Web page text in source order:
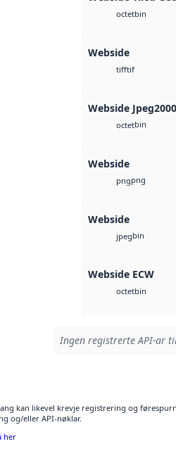
octetbin
Webside
tifftif
Webside Jpeg2000
octetbin
Webside
pngpng
Webside
jpegbin
Webside ECW
octetbin
Ingen registrerte API-ar
kan likevel krevje registrering og
og/eller API-nøklar.
her